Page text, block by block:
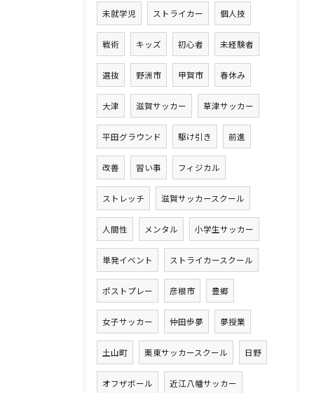
未就学児 ストライカー 個人技
戦術 キッズ 初心者 未経験者
選抜 野洲市 甲賀市 春休み
大津 滋賀サッカー 草津サッカー
平田グラウンド 駆け引き 前進
改善 習い事 フィジカル
ストレッチ 滋賀サッカースクール
人間性 メンタル 小学生サッカー
単発イベント ストライカースクール
ポストプレー 彦根市 豊郷
女子サッカー 仲田歩夢 夢授業
土山町 栗東サッカースクール 日野
オフザボール 近江八幡サッカー